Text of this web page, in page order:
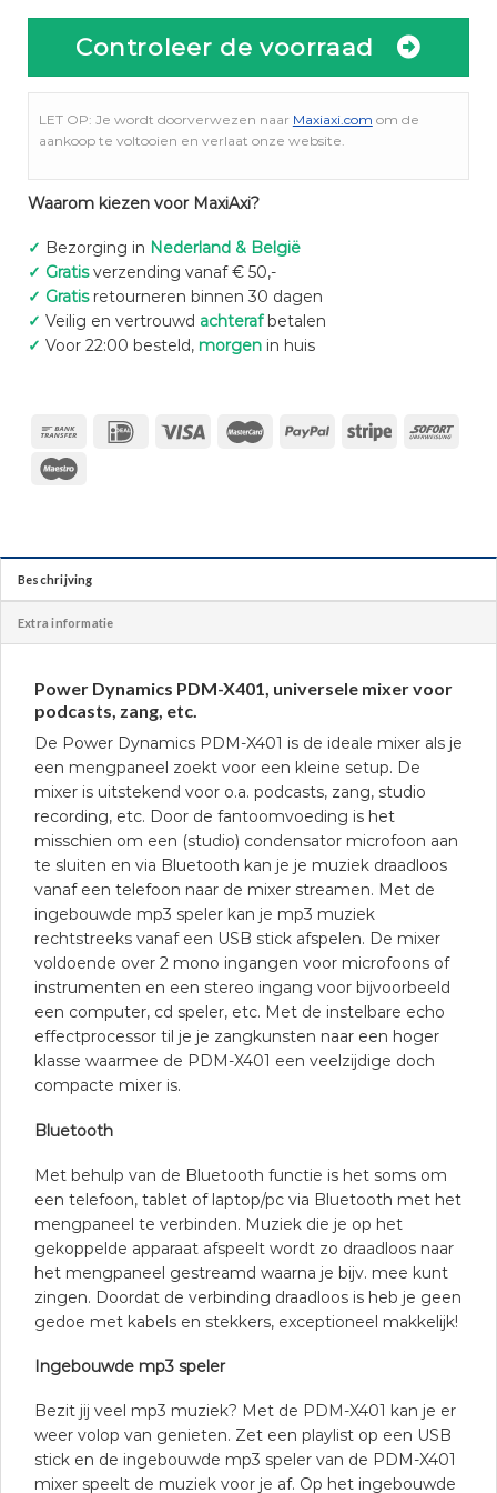
Controleer de voorraad
LET OP: Je wordt doorverwezen naar Maxiaxi.com om de
aankoop te voltooien en verlaat onze website.
Waarom kiezen voor MaxiAxi?
✓ Bezorging in Nederland & België
✓ Gratisverzending vanaf € 50,-
✓ Gratisretourneren binnen 30 dagen
✓ Veilig en vertrouwd achterafbetalen
✓ Voor 22:00 besteld, morgenin huis
Beschrijving
Extra informatie
Power Dynamics PDM-X401, universele mixer voor
podcasts, zang, etc.
De Power Dynamics PDM-X401 is de ideale mixer als je
een mengpaneel zoekt voor een kleine setup. De
mixer is uitstekend voor o.a. podcasts, zang, studio
recording, etc. Door de fantoomvoeding is het
misschien om een (studio) condensator microfoon aan
te sluiten en via Bluetooth kan je je muziek draadloos
vanaf een telefoon naar de mixer streamen. Met de
ingebouwde mp3 speler kan je mp3 muziek
rechtstreeks vanaf een USB stick afspelen. De mixer
voldoende over 2 mono ingangen voor microfoons of
instrumenten en een stereo ingang voor bijvoorbeeld
een computer, cd speler, etc. Met de instelbare echo
effectprocessor til je je zangkunsten naar een hoger
klasse waarmee de PDM-X401 een veelzijdige doch
compacte mixer is.
Bluetooth
Met behulp van de Bluetooth functie is het soms om
een telefoon, tablet of laptop/pc via Bluetooth met het
mengpaneel te verbinden. Muziek die je op het
gekoppelde apparaat afspeelt wordt zo draadloos naar
het mengpaneel gestreamd waarna je bijv. mee kunt
zingen. Doordat de verbinding draadloos is heb je geen
gedoe met kabels en stekkers, exceptioneel makkelijk!
Ingebouwde mp3 speler
Bezit jij veel mp3 muziek? Met de PDM-X401 kan je er
weer volop van genieten. Zet een playlist op een USB
stick en de ingebouwde mp3 speler van de PDM-X401
mixer speelt de muziek voor je af. Op het ingebouwde